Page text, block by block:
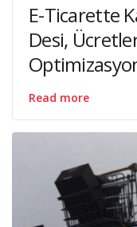
E-Ticarette
Desi,
Read more